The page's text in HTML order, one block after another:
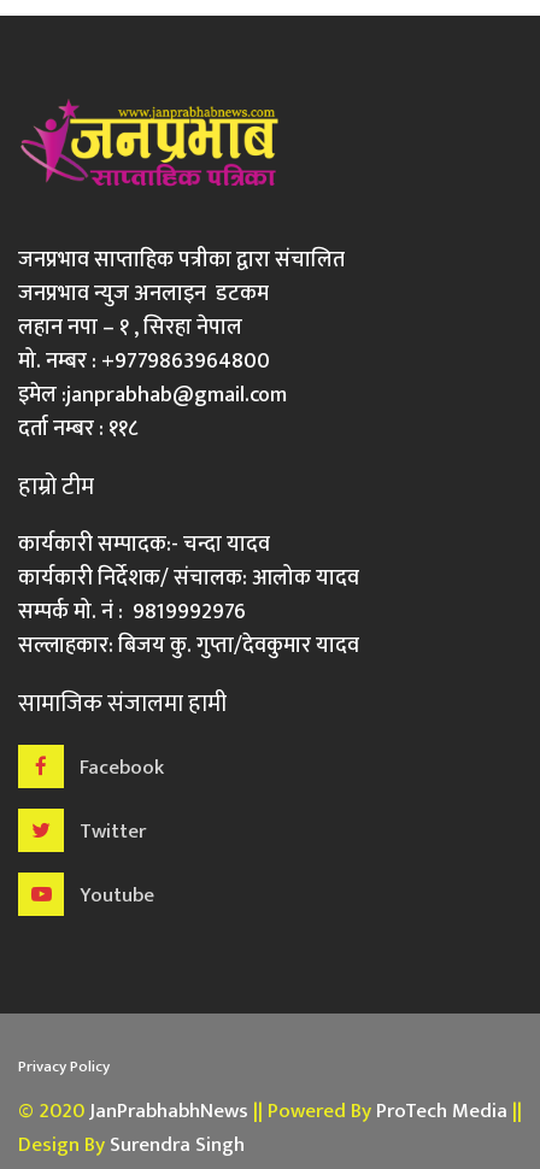
जनप्रभाव साप्ताहिक पत्रीका द्वारा संचालित
जनप्रभाव न्युज अनलाइन डटकम
लहान नपा – १ , सिरहा नेपाल
मो. नम्बर : +9779863964800
इमेल :janprabhab@gmail.com
दर्ता नम्बर : ११८
हाम्रो टीम
कार्यकारी सम्पादक:- चन्दा यादव
कार्यकारी निर्देशक/ संचालक: आलोक यादव
सम्पर्क मो. नं : 9819992976
सल्लाहकार: बिजय कु. गुप्ता/देवकुमार यादव
सामाजिक संजालमा हामी
Facebook
Twitter
Youtube
Privacy Policy
© 2020JanPrabhabhNews || Powered ByProTech Media ||
Design BySurendra Singh